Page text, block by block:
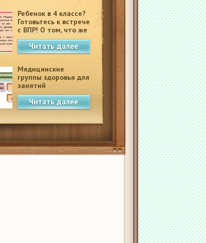
Ребенок в 4 классе?
Готовьтесь к встрече
с ВПР! О том, что же
это такое.
Читать далее
Медицинские
группы здоровья для
занятий
физкультурой в
школеЧитать далее